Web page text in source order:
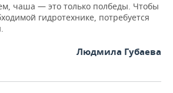
чаша — это только полбеды. Чтобы
гидротехнике, потребуется
Людмила Губаева